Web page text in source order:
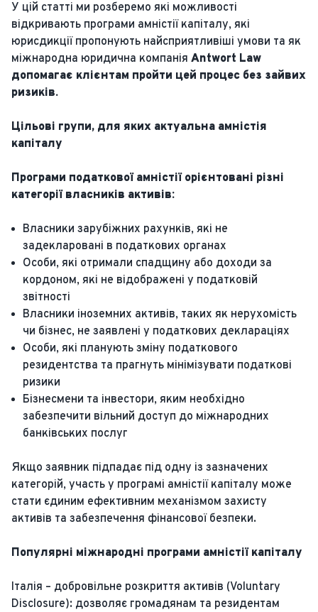
У цій статті ми розберемо які можливості
відкривають програми амністії капіталу, які
юрисдикції пропонують найсприятливіші умови та як
міжнародна юридична компанія Antwort Law
допомагає клієнтам пройти цей процес без зайвих
ризиків.
Цільові групи, для яких актуальна амністія
капіталу
Програми податкової амністії орієнтовані різні
категорії власників активів:
Власники зарубіжних рахунків, які не
задекларовані в податкових органах
Особи, які отримали спадщину або доходи за
кордоном, які не відображені у податковій
звітності
Власники іноземних активів, таких як нерухомість
чи бізнес, не заявлені у податкових деклараціях
Особи, які планують зміну податкового
резидентства та прагнуть мінімізувати податкові
ризики
Бізнесмени та інвестори, яким необхідно
забезпечити вільний доступ до міжнародних
банківських послуг
Якщо заявник підпадає під одну із зазначених
категорій, участь у програмі амністії капіталу може
стати єдиним ефективним механізмом захисту
активів та забезпечення фінансової безпеки.
Популярні міжнародні програми амністії капіталу
Італія – добровільне розкриття активів (Voluntary
Disclosure): дозволяє громадянам та резидентам